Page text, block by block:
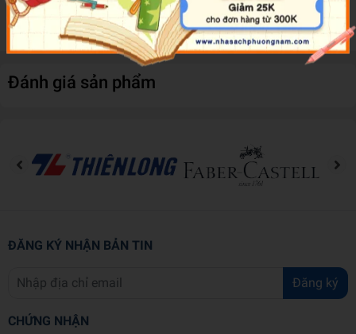
help kids build their logic skills.
Đánh giá sản phẩm
ĐĂNG KÝ NHẬN BẢN TIN
Đăng ký
CHỨNG NHẬN